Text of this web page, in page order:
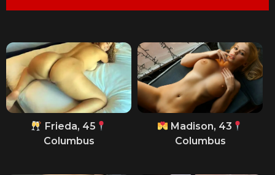
Frieda, 45
Columbus
Madison, 43
Columbus